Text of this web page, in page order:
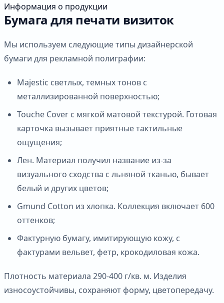
Информация о продукции
Бумага для печати визиток
Мы используем следующие типы дизайнерской
бумаги для рекламной полиграфии:
Majestic светлых, темных тонов с
металлизированной поверхностью;
Touche Cover с мягкой матовой текстурой. Готовая
карточка вызывает приятные тактильные
ощущения;
Лен. Материал получил название из-за
визуального сходства с льняной тканью, бывает
белый и других цветов;
Gmund Cotton из хлопка. Коллекция включает 600
оттенков;
Фактурную бумагу, имитирующую кожу, с
фактурами вельвет, фетр, крокодиловая кожа.
Плотность материала 290-400 г/кв. м. Изделия
износоустойчивы, сохраняют форму, цветопередачу.